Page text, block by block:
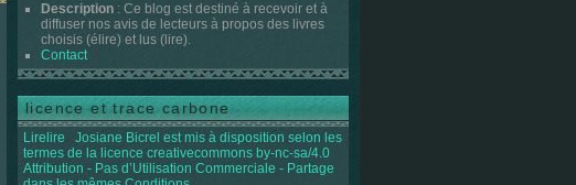
Description : Ce blog est destiné à recevoir et à
diffuser nos avis de lecteurs à propos des livres
choisis (élire) et lus (lire).
Contact
licence et trace carbone
Lirelire Josiane Bicrel est mis à disposition selon les
termes de la licence creativecommons by-nc-sa/4.0
Attribution - Pas d’Utilisation Commerciale - Partage